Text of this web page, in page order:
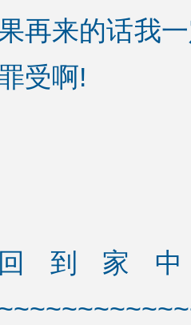
再来的话我
受啊!
回到家